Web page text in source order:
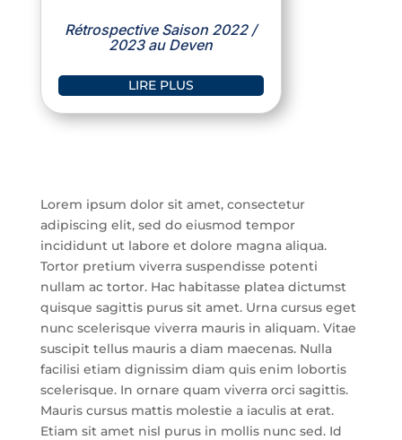
Rétrospective Saison 2022 /
2023 au Deven
LIRE PLUS
Lorem ipsum dolor sit amet, consectetur
adipiscing elit, sed do eiusmod tempor
incididunt ut labore et dolore magna aliqua.
Tortor pretium viverra suspendisse potenti
nullam ac tortor. Hac habitasse platea dictumst
quisque sagittis purus sit amet. Urna cursus eget
nunc scelerisque viverra mauris in aliquam. Vitae
suscipit tellus mauris a diam maecenas. Nulla
facilisi etiam dignissim diam quis enim lobortis
scelerisque. In ornare quam viverra orci sagittis.
Mauris cursus mattis molestie a iaculis at erat.
Etiam sit amet nisl purus in mollis nunc sed. Id